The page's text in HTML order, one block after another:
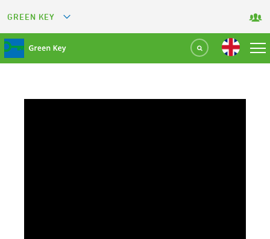
GREEN KEY
GREEN RESTAURANT
GREEN SPORT FACILITY